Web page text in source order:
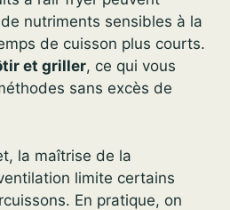
nutriments sensibles à la
de cuisson plus courts.
et griller, ce qui vous
sans excès de
la maîtrise de la
limite certains
En pratique, on